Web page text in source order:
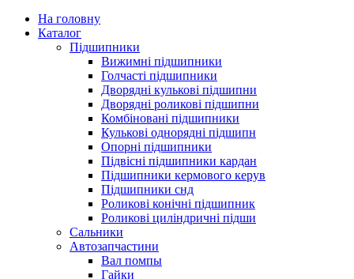
На головну
Каталог
Підшипники
Вижимні підшипники
Голчасті підшипники
Дворядні кулькові підшипни
Дворядні роликові підшипни
Комбіновані підшипники
Кулькові однорядні підшипн
Опорні підшипники
Підвісні підшипники кардан
Підшипники кермового керув
Підшипники снд
Роликові конічні підшипник
Роликові циліндричні підши
Сальники
Автозапчастини
Вал помпы
Гайки